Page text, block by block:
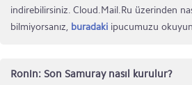
indirebilirsiniz. Cloud.Mail.Ru üzerinden
bilmiyorsanız, buradaki ipucumuzu
Ronin: Son Samuray nasıl kurulur?